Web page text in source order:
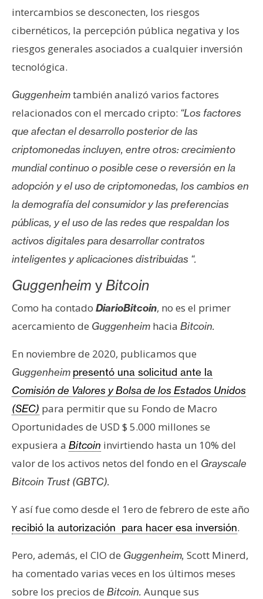
e
m
a
s
R
e
c
u
s
o
s
C
o
t
a
t
o
y
P
u
b
c
i
d
d
intercambios se desconecten, los riesgos
cibernéticos, la percepción pública negativa y los
riesgos generales asociados a cualquier inversión
tecnológica.
Guggenheimtambién analizó varios factores
relacionados con el mercado cripto: “Los factores
que afectan el desarrollo posterior de las
criptomonedas incluyen, entre otros: crecimiento
mundial continuo o posible cese o reversión en la
adopción y el uso de criptomonedas, los cambios en
la demografía del consumidor y las preferencias
públicas, y el uso de las redes que respaldan los
activos digitales para desarrollar contratos
inteligentes y aplicaciones distribuidas “.
Guggenheim y Bitcoin
Como ha contado DiarioBitcoin, no es el primer
acercamiento de Guggenheim hacia Bitcoin.
En noviembre de 2020, publicamos que
Guggenheim presentó una solicitud ante la
Comisión de Valores y Bolsa de los Estados Unidos
(SEC) para permitir que su Fondo de Macro
Oportunidades de USD $ 5.000 millones se
expusiera a Bitcoin invirtiendo hasta un 10% del
valor de los activos netos del fondo en el Grayscale
Bitcoin Trust (GBTC).
Y así fue como desde el 1ero de febrero de este año
recibió la autorización para hacer esa inversión.
Pero, además, el CIO de Guggenheim, Scott Minerd,
ha comentado varias veces en los últimos meses
sobre los precios de Bitcoin. Aunque sus